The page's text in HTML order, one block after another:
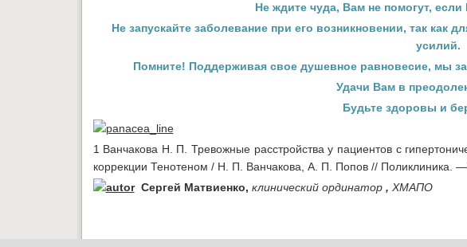
Не ждите чуда, Вам не помогут,
Не запускайте заболевание при его возникновении, так как
усилий.
Помните! Поддерживая свое душевное равновесие, мы
Удачи Вам в
Будьте здоровы и
1 Ванчакова Н. П. Тревожные расстройства у пациентов с
коррекции Тенотеном / Н. П. Ванчакова, А. П. Попов //
Сергей Матвиенко, клинический ординатор , ХМАПО